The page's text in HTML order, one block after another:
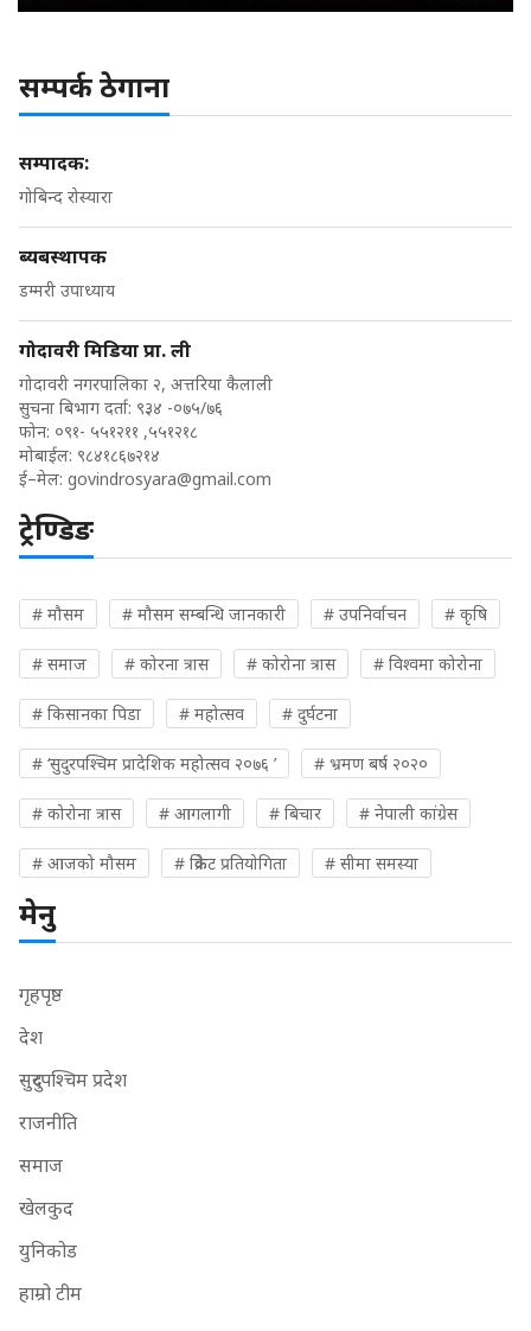
सम्पर्क ठेगाना
सम्पादक:
गोबिन्द रोस्यारा
ब्यबस्थापक
डम्मरी उपाध्याय
गोदावरी मिडिया प्रा. ली
गोदावरी नगरपालिका २, अत्तरिया कैलाली
सुचना बिभाग दर्ता: ९३४ -०७५/७६
फोन: ०९१- ५५१२११ ,५५१२१८
मोबाईल: ९८४१८६७२१४
ई–मेल: govindrosyara@gmail.com
ट्रेण्डिङ
# मौसम # मौसम सम्बन्धि जानकारी # उपनिर्वाचन # कृषि
# समाज # कोरना त्रास # कोरोना त्रास # विश्वमा कोरोना
# किसानका पिडा # महोत्सव # दुर्घटना
# ‘सुदुरपश्चिम प्रादेशिक महोत्सव २०७६ ’ # भ्रमण बर्ष २०२०
# कोरोना त्रास # आगलागी # बिचार # नेपाली कांग्रेस
# आजको मौसम # क्रिकेट प्रतियोगिता # सीमा समस्या
मेनु
गृहपृष्ठ
देश
सुदुरपश्चिम प्रदेश
राजनीति
समाज
खेलकुद
युनिकोड
हाम्रो टीम